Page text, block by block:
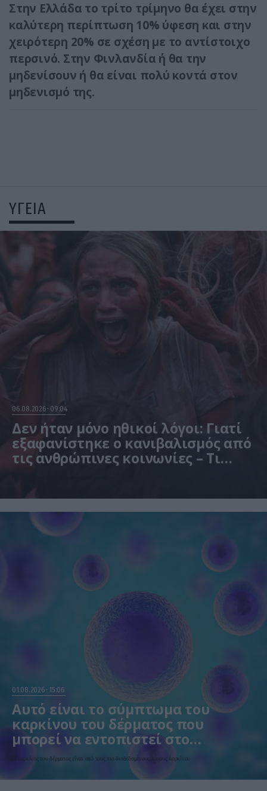
Στην Ελλάδα το τρίτο τρίμηνο θα έχει στην
καλύτερη περίπτωση 10% ύφεση και στην
χειρότερη 20% σε σχέση με το αντίστοιχο
περσινό. Στην Φινλανδία ή θα την
μηδενίσουν ή θα είναι πολύ κοντά στον
μηδενισμό της.
ΥΓΕΙΑ
06.08.2026 09:04
Δεν ήταν μόνο ηθικοί λόγοι: Γιατί
εξαφανίστηκε ο κανιβαλισμός από
τις ανθρώπινες κοινωνίες – Τι
01.08.2026 15:06
Αυτό είναι το σύμπτωμα του
καρκίνου του δέρματος που
μπορεί να εντοπιστεί στο
κομμωτήριο! – Τι δείχνει νέα
έρευνα
Ο καρκίνος του δέρματος είναι από τους πιο διαδεδομένους τύπους καρκίνου